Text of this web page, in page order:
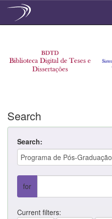
Search
Search:
for
Current filters: